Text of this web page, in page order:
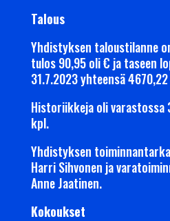
Talous
Yhdistyksen taloustilanne
tulos 90,95 oli € ja taseen
31.7.2023 yhteensä
Historiikkeja oli varastossa
kpl.
Yhdistyksen
Harri Sihvonen ja
Anne Jaatinen.
Kokoukset